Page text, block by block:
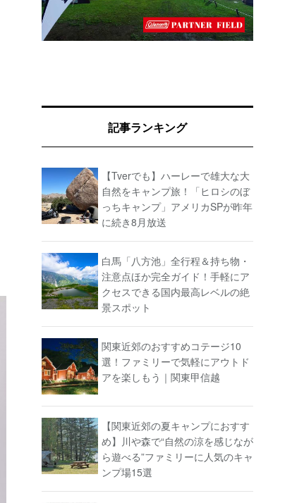
記事ランキング
【Tverでも】ハーレーで雄大な大
自然をキャンプ旅！「ヒロシのぼ
っちキャンプ」アメリカSPが昨年
に続き8月放送
白馬「八方池」全行程＆持ち物・
注意点ほか完全ガイド！手軽にア
クセスできる国内最高レベルの絶
景スポット
関東近郊のおすすめコテージ10
選！ファミリーで気軽にアウトド
アを楽しもう｜関東甲信越
【関東近郊の夏キャンプにおすす
め】川や森で“自然の涼を感じなが
ら遊べる”ファミリーに人気のキャ
ンプ場15選